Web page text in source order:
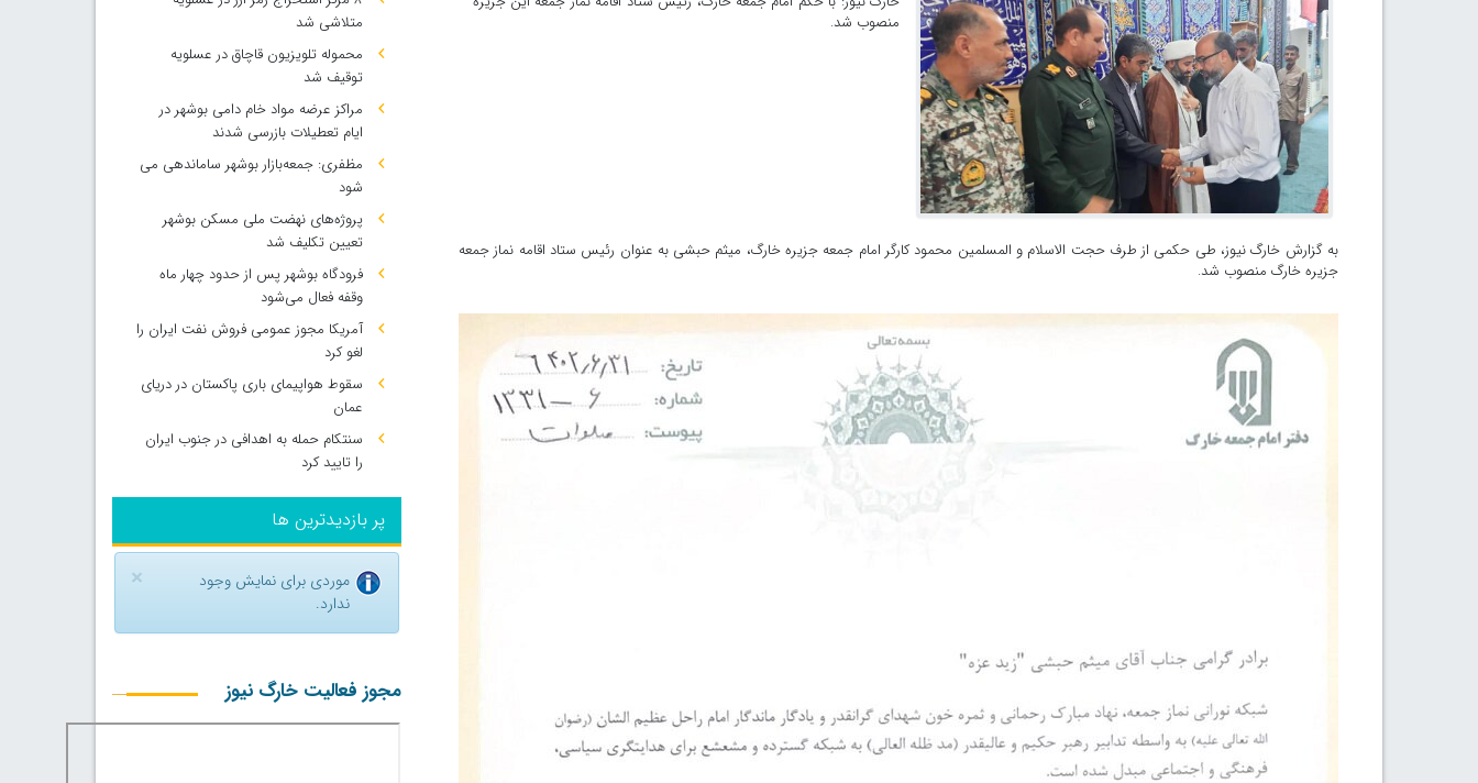
منصوب شد.
به گزارش خارگ نیوز، طی حکمی از طرف حجت الاسلام و المسلمین محمود کارگر امام جمعه جزیره خارگ، میثم حبشی به عنوان رئیس ستاد اقامه نماز جمعه
جزیره خارگ منصوب شد.
متلاشی شد
محموله تلویزیون قاچاق در عسلویه
توقیف شد
مراکز عرضه مواد خام دامی بوشهر در
ایام تعطیلات بازرسی شدند
مظفری: جمعه‌بازار بوشهر ساماندهی می‌
شود
پروژه‌های نهضت ملی مسکن بوشهر
تعیین تکلیف شد
فرودگاه بوشهر پس از حدود چهار ماه
وقفه فعال می‌شود
آمریکا مجوز عمومی فروش نفت ایران را
لغو کرد
سقوط هواپیمای باری پاکستان در دریای
عمان
سنتکام حمله به اهدافی در جنوب ایران
را تایید کرد
پر بازدیدترین ها
×
موردی برای نمایش وجود
ندارد.
مجوز فعالیت خارگ نیوز